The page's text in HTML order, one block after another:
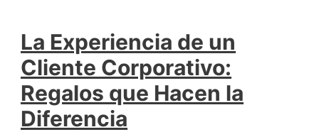
La Experiencia de un
Cliente Corporativo:
Regalos que Hacen la
Diferencia